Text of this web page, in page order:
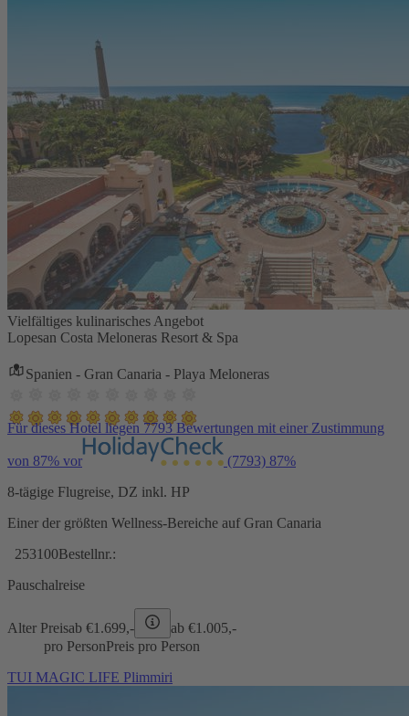
Vielfältiges kulinarisches Angebot
Lopesan Costa Meloneras Resort & Spa
Spanien - Gran Canaria - Playa Meloneras
Für dieses Hotel liegen 7793 Bewertungen mit einer Zustimmung
von 87% vor (7793) 87%
8-tägige Flugreise, DZ inkl. HP
Einer der größten Wellness-Bereiche auf Gran Canaria
253100Bestellnr.:
Pauschalreise
Alter Preisab €1.699,- ab €1.005,-
pro PersonPreis pro Person
TUI MAGIC LIFE Plimmiri